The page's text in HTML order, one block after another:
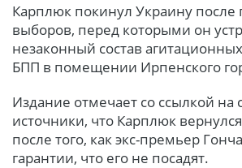
Карплюк покинул Украину после
выборов, перед которыми он
незаконный состав
БПП в помещении Ирпенского
Издание отмечает со ссылкой на
источники, что Карплюк
после того, как экс-премьер
гарантии, что его не посадят.